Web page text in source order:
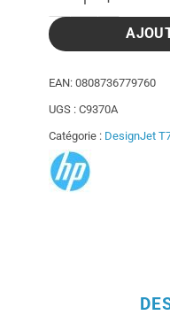
EAN: 0808736779760
UGS : C9370A
Catégorie : DesignJet